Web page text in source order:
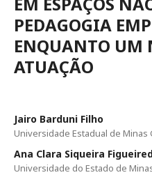
PEDAGOGIA
ENQUANTO UM
ATUAÇÃO
Jairo Barduni Filho
Universidade Estadual de Minas
Ana Clara Siqueira
Universidade do Estado de